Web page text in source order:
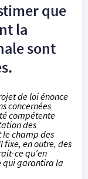
que
la
sont
de loi énonce
concernées
compétente
des
champ des
fixe, en outre, des
ce qu’en
qui garantira la